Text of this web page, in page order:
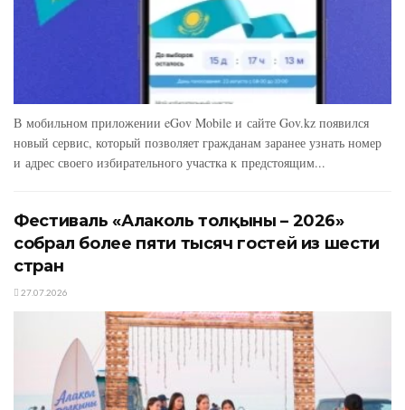
В мобильном приложении eGov Mobile и сайте Gov.kz появился
новый сервис, который позволяет гражданам заранее узнать номер
и адрес своего избирательного участка к предстоящим...
Фестиваль «Алаколь толқыны – 2026»
собрал более пяти тысяч гостей из шести
стран
27.07.2026